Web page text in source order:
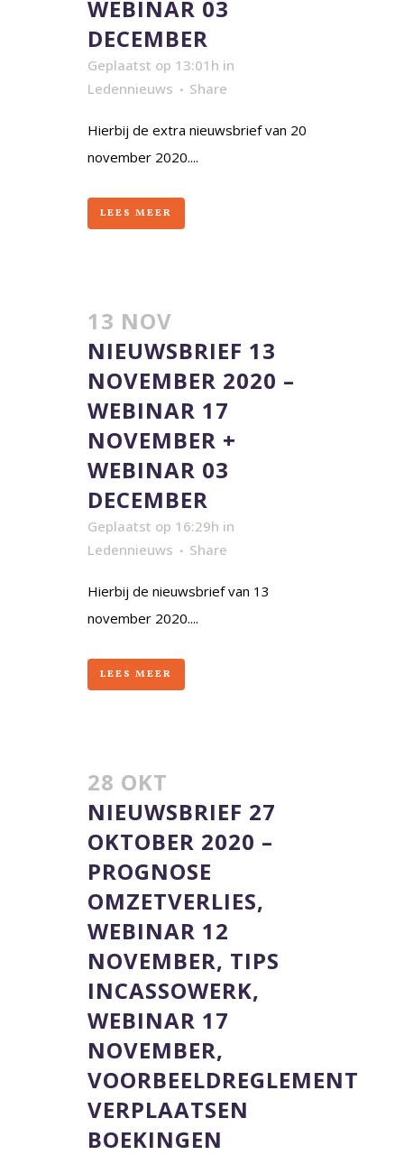
WEBINAR 03
DECEMBER
Geplaatst op 13:01h in
Ledennieuws
Share
Hierbij de extra nieuwsbrief van 20
november 2020....
LEES MEER
13 NOV
NIEUWSBRIEF 13
NOVEMBER 2020 –
WEBINAR 17
NOVEMBER +
WEBINAR 03
DECEMBER
Geplaatst op 16:29h in
Ledennieuws
Share
Hierbij de nieuwsbrief van 13
november 2020....
LEES MEER
28 OKT
NIEUWSBRIEF 27
OKTOBER 2020 –
PROGNOSE
OMZETVERLIES,
WEBINAR 12
NOVEMBER, TIPS
INCASSOWERK,
WEBINAR 17
NOVEMBER,
VOORBEELDREGLEMENT
VERPLAATSEN
BOEKINGEN